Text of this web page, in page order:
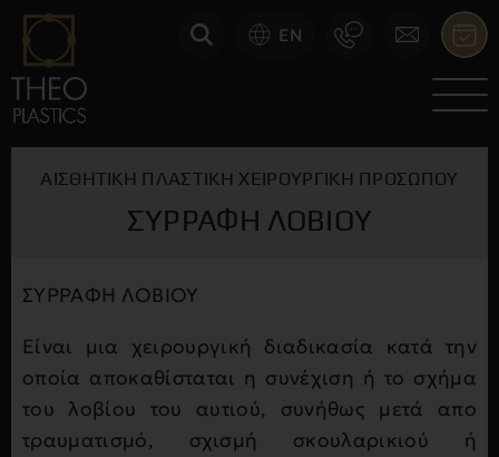
EN
ΑΙΣΘΗΤΙΚΉ ΠΛΑΣΤΙΚΉ ΧΕΙΡΟΥΡΓΙΚΉ ΠΡΟΣΏΠΟΥ
ΣΥΡΡΑΦΉ ΛΟΒΊΟΥ
ΣΥΡΡΑΦΗ ΛΟΒΙΟΥ
Είναι μια χειρουργική διαδικασία κατά την
οποία αποκαθίσταται η συνέχιση ή το σχήμα
του λοβίου του αυτιού, συνήθως μετά απο
τραυματισμό, σχισμή σκουλαρικιού ή